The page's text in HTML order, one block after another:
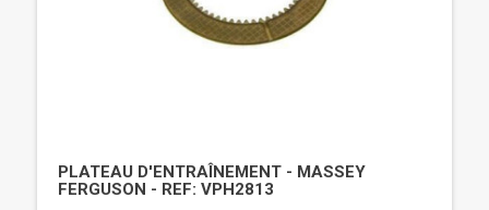
PLATEAU D'ENTRAÎNEMENT - MASSEY
FERGUSON - REF: VPH2813